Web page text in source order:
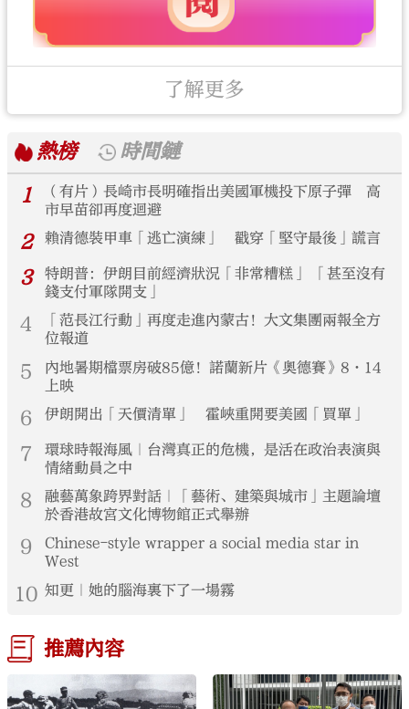
了解更多
熱榜
時間鏈
1
（有片）長崎市長明確指出美國軍機投下原子彈 高
市早苗卻再度迴避
2 賴清德裝甲車「逃亡演練」 戳穿「堅守最後」謊言
3
特朗普：伊朗目前經濟狀況「非常糟糕」 「甚至沒有
錢支付軍隊開支」
4
「范長江行動」再度走進內蒙古！大文集團兩報全方
位報道
5
內地暑期檔票房破85億！諾蘭新片《奧德賽》8·14
上映
6 伊朗開出「天價清單」 霍峽重開要美國「買單」
7
環球時報海風｜台灣真正的危機，是活在政治表演與
情緒動員之中
8
融藝萬象跨界對話｜「藝術、建築與城市」主題論壇
於香港故宮文化博物館正式舉辦
9
Chinese-style wrapper a social media star in
West
10 知更｜她的腦海裏下了一場霧
推薦內容